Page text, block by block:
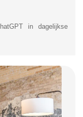
in dagelijkse